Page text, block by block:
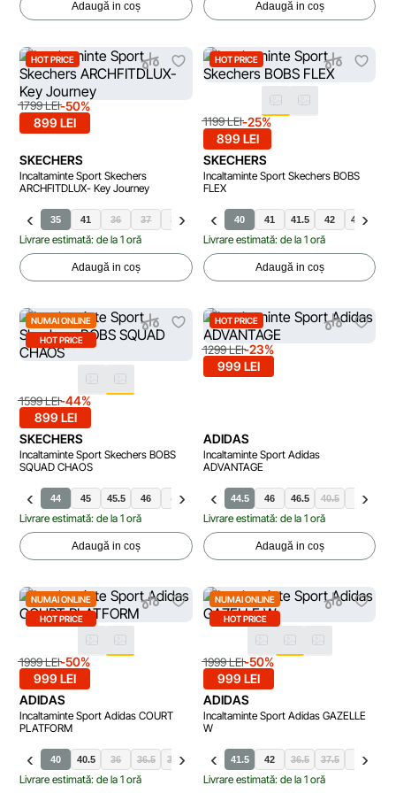
Adaugă in coș Adaugă in coș
HOT PRICE
1799 LEI-50%
899 LEI
SKECHERS
Incaltaminte Sport Skechers
ARCHFITDLUX- Key Journey
35 41 36 37 38 39 40
Livrare estimată: de la 1 oră
Adaugă in coș
HOT PRICE
1199 LEI-25%
899 LEI
SKECHERS
Incaltaminte Sport Skechers BOBS
FLEX
40 41 41.5 42 42.5
Livrare estimată: de la 1 oră
Adaugă in coș
NUMAI ONLINE
HOT PRICE
1599 LEI-44%
899 LEI
SKECHERS
Incaltaminte Sport Skechers BOBS
SQUAD CHAOS
43 44 45 45.5 46 41 47.5 48.5
Livrare estimată: de la 1 oră
Adaugă in coș
HOT PRICE
1299 LEI-23%
999 LEI
ADIDAS
Incaltaminte Sport Adidas
ADVANTAGE
41.5 42.5 44 44.5 46 46.5 40.5 42
Livrare estimată: de la 1 oră
Adaugă in coș
NUMAI ONLINE
HOT PRICE
1999 LEI-50%
999 LEI
ADIDAS
Incaltaminte Sport Adidas COURT
PLATFORM
38 40 40.5 36 36.5 37.5 38.5 39.5 41.5
Livrare estimată: de la 1 oră
NUMAI ONLINE
HOT PRICE
1999 LEI-50%
999 LEI
ADIDAS
Incaltaminte Sport Adidas GAZELLE
W
41.5 42 36.5 37.5 38
Livrare estimată: de la 1 oră